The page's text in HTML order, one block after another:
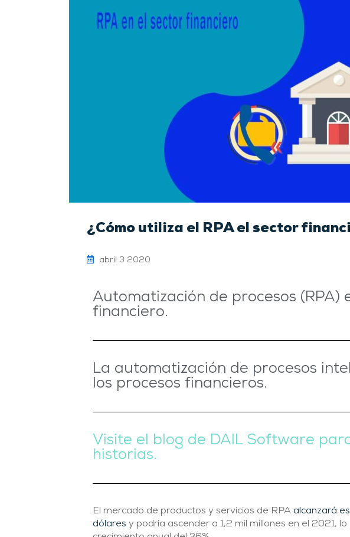
¿Cómo utiliza el RPA el sector
abril 3 2020
Automatización de procesos (RPA)
financiero.
La automatización de procesos
los procesos financieros.
Visite el blog de DAIL Software
historias.
El mercado de productos y servicios de RPA alcanzará
dólares y podría ascender a 1,2 mil millones en el 2021,